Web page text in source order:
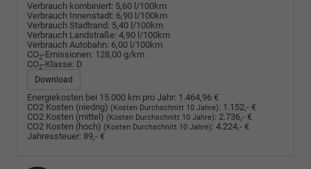
Verbrauch kombiniert: 5,60 l/100km
Verbrauch Innenstadt: 6,90 l/100km
Verbrauch Stadtrand: 5,40 l/100km
Verbrauch Landstraße: 4,90 l/100km
Verbrauch Autobahn: 6,00 l/100km
CO2-Emissionen: 128,00 g/km
CO2-Klasse: D
Download
Energiekosten bei 15.000 km pro Jahr: 1.464,96 €
CO2 Kosten (niedrig) (Kosten Durchschnitt 10 Jahre): 1.152,- €
CO2 Kosten (mittel) (Kosten Durchschnitt 10 Jahre): 2.736,- €
CO2 Kosten (hoch) (Kosten Durchschnitt 10 Jahre): 4.224,- €
Jahressteuer: 89,- €